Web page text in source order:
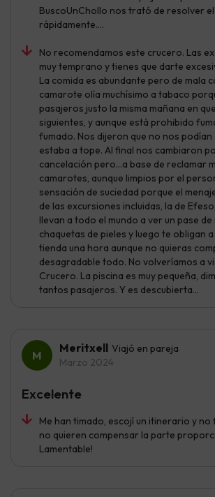
BuscoUnChollo nos trató de resolver
rápidamente….
No recomendamos este crucero. Las
muy temprano y tienes que darte
La comida es abundante pero de mala
camarote olía muchísimo a tabaco
pasajeros justo la misma mañana en
siguientes, y aunque está prohibido
fumado. Nos dijeron que no nos
estaba a tope. Al final nos cambiaron
cancelación pero…a base de reclamar
camarotes, aunque limpios por el
sensación de suciedad porque el
de las excursiones incluidas, la de
llevan a todo el mundo a ver un pase
chaquetas de pieles y luego te obligan
tienda una hora aunque no quieras
desagradable todo. No volveríamos a
Crucero. La piscina es muy pequeña,
tantos pasajeros. Y es descubierta…
Meritxell Viajó en pareja
Marzo 2024
Me han timado, escojí un itinerario y
no quieren compensar la parte
Lamentable!
Excelente